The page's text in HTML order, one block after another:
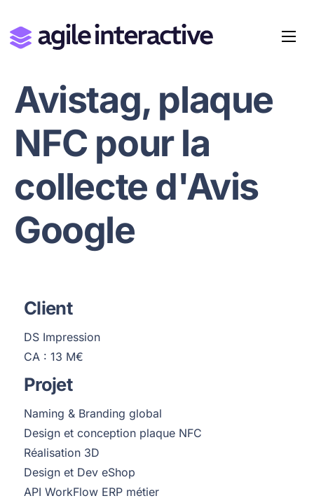
Avistag, plaque
NFC pour la
collecte d'Avis
Google
Client
DS Impression
CA : 13 M€
Projet
Naming & Branding global
Design et conception plaque NFC
Réalisation 3D
Design et Dev eShop
API WorkFlow ERP métier